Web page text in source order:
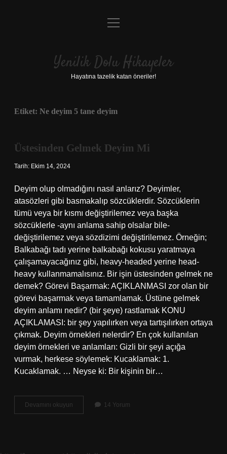
Anasayfa
Yasal Uyarı
menüyü
Yenilik Dolu Hikayeler
Hayatına tazelik katan öneriler!
Etiket: Ne deyim 5 tane deyim
Üstesinden Gelmek Deyim Mi
Tarih: Ekim 14, 2024
Deyim olup olmadığını nasıl anlarız? Deyimler,
atasözleri gibi basmakalıp sözcüklerdir. Sözcüklerin
tümü veya bir kısmı değiştirilemez veya başka
sözcüklerle -aynı anlama sahip olsalar bile-
değiştirilemez veya sözdizimi değiştirilemez. Örneğin;
Balkabağı tadı yerine balkabağı kokusu yaratmaya
çalışamayacağınız gibi, heavy-headed yerine head-
heavy kullanmamalısınız. Bir işin üstesinden gelmek ne
demek? Görevi Başarmak: AÇIKLANMASI zor olan bir
görevi başarmak veya tamamlamak. Üstüne gelmek
deyim anlamı nedir? (bir şeye) rastlamak KONU
AÇIKLAMASI: bir şey yapılırken veya tartışılırken ortaya
çıkmak. Deyim örnekleri nelerdir? En çok kullanılan
deyim örnekleri ve anlamları: Gizli bir şeyi açığa
vurmak, herkese söylemek: Kucaklamak: 1.
Kucaklamak. … Neyse ki: Bir kişinin bir…
Devamını okuyun Üstesinden
Gelmek
14 Yorum